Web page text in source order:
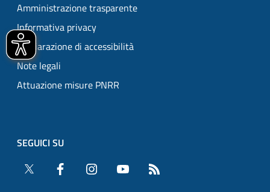
Amministrazione trasparente
Informativa privacy
Dichiarazione di accessibilità
Note legali
Attuazione misure PNRR
SEGUICI SU
Twitter
Facebook Instagram YouTube